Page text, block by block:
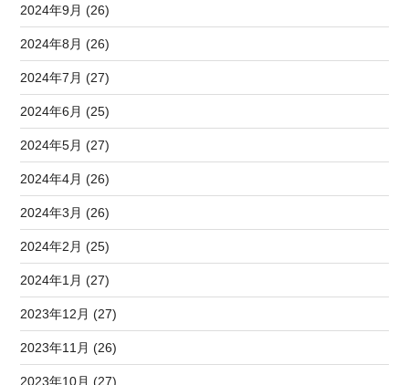
2024年9月 (26)
2024年8月 (26)
2024年7月 (27)
2024年6月 (25)
2024年5月 (27)
2024年4月 (26)
2024年3月 (26)
2024年2月 (25)
2024年1月 (27)
2023年12月 (27)
2023年11月 (26)
2023年10月 (27)